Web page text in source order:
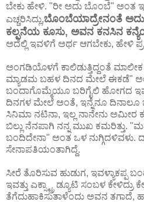
ಬೇಕು ಹೇಳಿ. "ರೀ ಅದು ಬೊಂಬೆ" ಅಂತ
ಎಚ್ಚರಿಸಿದ್ಲು,ಬೊಂಬೆಯಾದ್ರೇನಂತೆ
ಕಲ್ಪನೆಯ ಕೂಸು, ಅವನ ಕನಸಿನ
ಅದೆಲ್ಲಿ ಇವಳಿಗೆ ಅರ್ಥ ಆಗಬೇಕು, ಹೇಳಿ
ಅಂಗಡಿಯೊಳಗೆ ಕಾಲಿಡುತ್ತಿದ್ದಂತೆ
ಮ್ಯಾಡಮ ಬಹಳ ದಿನದ ಮೇಲೆ ಈಕಡೆ"
ಬಂದಾಗೊಮ್ಮೆಯೂ ಬರಿಗೈಲಿ ಹೋಗದ
ದಿನಗಳ ಮೇಲೆ ಅಂತೆ, ಇನ್ನೆನೂ ದಿನಾಲೂ
ಸಿನಿಮಾ ನಟಿನಾ, ಇಲ್ಲ ನಾನೇನು ಅಮೀರ
ಬಿಲ್ಲು ನೆನಪಾಗಿ ನನ್ನ ಮುಖ ಕಮರಿತ್ತು.
ಬಂದಿದೇನಾ" ಅಂತ ಒಳ ನುಗ್ಗಿದಳಿವಳು.
ಸೇನಾಪತಿಯಂತಾಗಿದ್ದೆ.
ಸೀರೆ ತೊರಿಸುವ ಹುಡುಗ, ಇವಳ್ಯಾಕಪ್ಪ
ಇವತ್ತು ಎಕ್ಸ್ಟ್ರಾ ಡ್ಯೂಟಿ ಸಂಬಳ ಕೇಳಿದ್ರು
ತೆಗೆದುಹಾಕಿಸುತಾಳೆಂದು ಅವನ ತಗಾದೆ,